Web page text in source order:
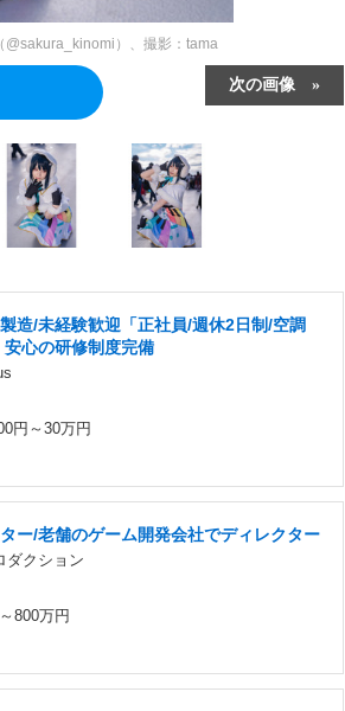
@sakura_kinomi）、撮影：tama
次の画像
造/未経験歓迎「正社員/週休2日制/空調
心の研修制度完備
円～30万円
ー/老舗のゲーム開発会社でディレクター
ダクション
800万円